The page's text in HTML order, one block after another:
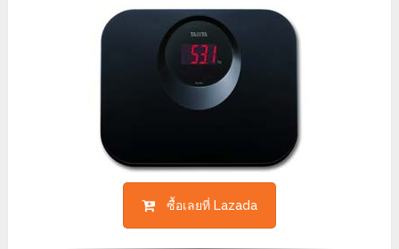
ซื้อเลยที่ Lazada